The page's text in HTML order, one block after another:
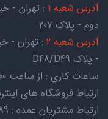
آدرس شعبه 1
: تهران -
دوم - پلاک 207
آدرس شعبه 2
: تهران -
- پلاک D48/D49
ساعات کاری : از ساعت 09:00 تا ساعت 18:00
ارتباط فروشگاه های اینترنتی
ارتباط مشتریان عمده : 09029600889